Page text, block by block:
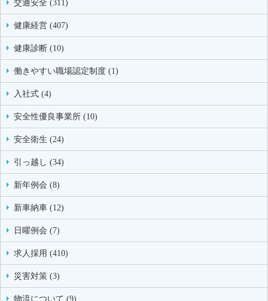
交通安全 (311)
健康経営 (407)
健康診断 (10)
働きやすい職場認定制度 (1)
入社式 (4)
安全性優良事業所 (10)
安全衛生 (24)
引っ越し (34)
新年例会 (8)
新車納車 (12)
日曜例会 (7)
求人採用 (410)
災害対策 (3)
物流について (9)